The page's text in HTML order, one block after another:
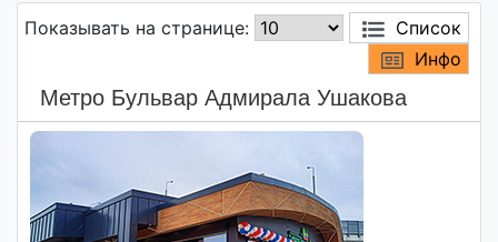
Показывать на странице:
Список
Инфо
Метро Бульвар Адмирала Ушакова